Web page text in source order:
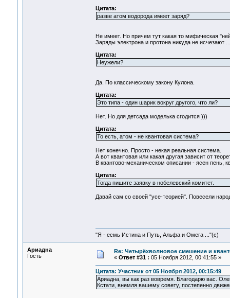
Цитата:
разве атом водорода имеет заряд?
Не имеет. Но причем тут какая то мифическая
Заряды электрона и протона никуда не исчезают ...
Цитата:
Неужели?
Да. По классическому закону Кулона.
Цитата:
Это типа - один шарик вокруг другого, что ли?
Нет. Но для детсада моделька сгодится )))
Цитата:
То есть, атом - не квантовая система?
Нет конечно. Просто - некая реальная система.
А вот квантовая или какая другая зависит от
В квантово-механическом описании - ясен пень,
Цитата:
Тогда пишите заявку в нобелевский комитет.
Давай сам со своей "усе-теорией". Повесели
"Я - есмь Истина и Путь, Альфа и Омега ..."(с)
Ариадна
Гость
Re: Четырёхволновое смешение и
« Ответ #31 : 05 Ноября 2012, 00:41:55 »
Цитата: Участник от 05 Ноября 2012, 00:15:49
Ариадна, вы как раз вовремя. Благодарю вас.
Кстати, внемля вашему совету, постепенно